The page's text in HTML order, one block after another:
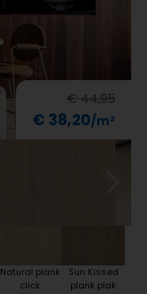
€ 44,95
€ 38,20
Natural plank
click
Sun Kissed
plank plak